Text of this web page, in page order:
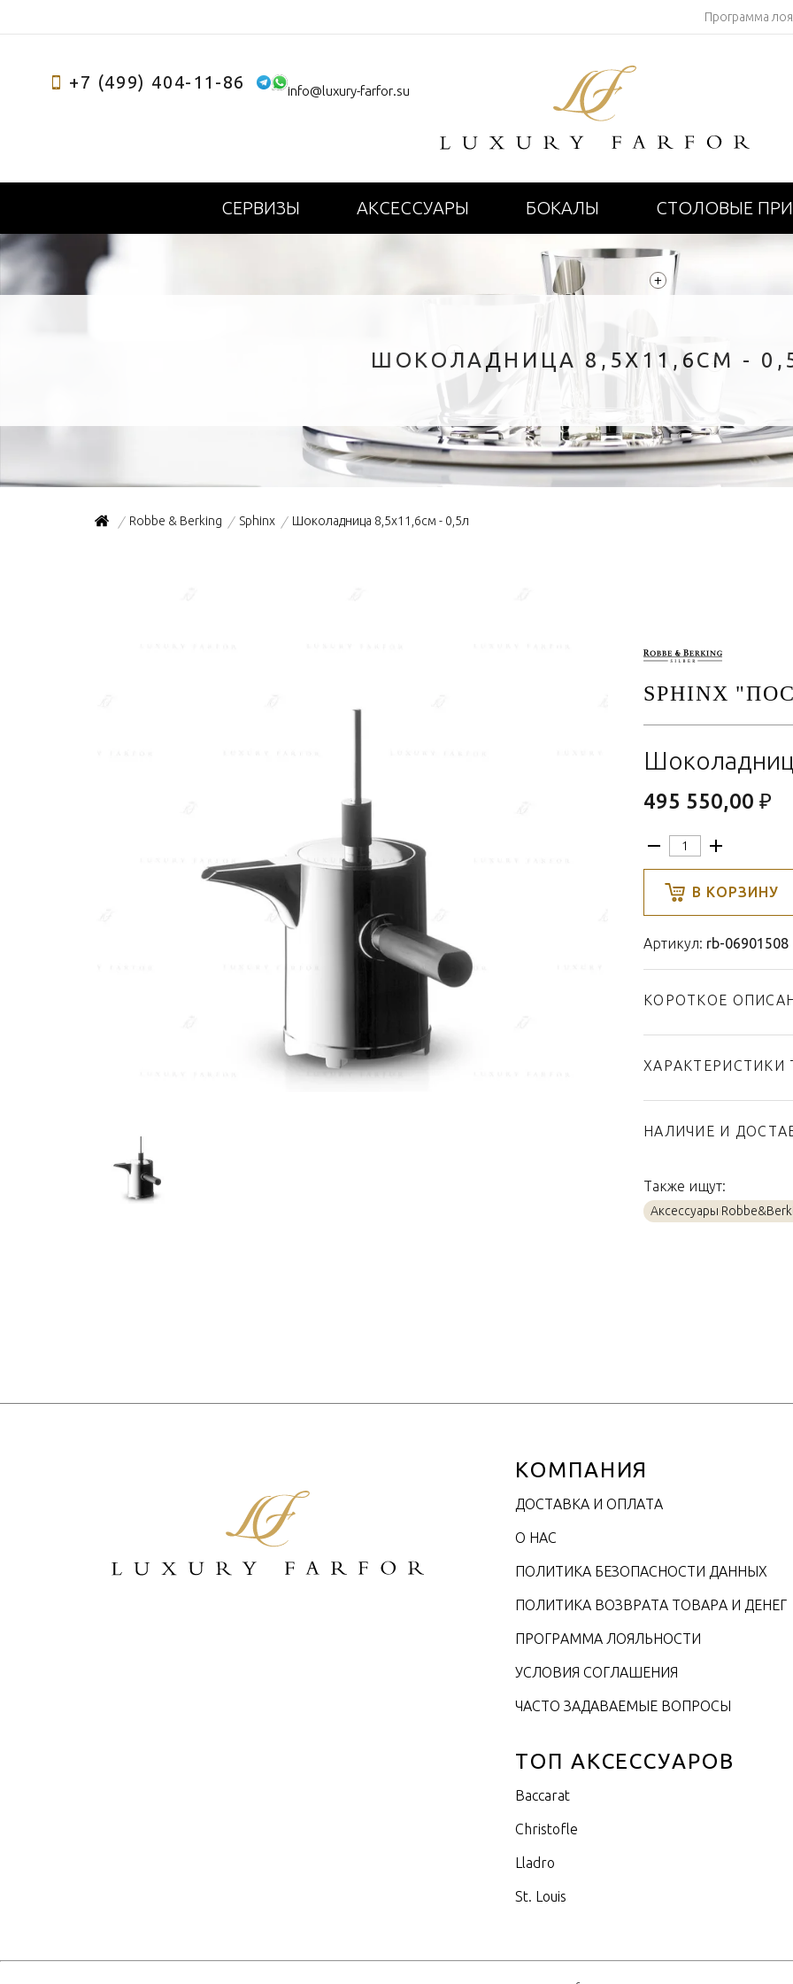
Программа
+7 (499) 404-11-86 info@luxury-farfor.su
СЕРВИЗЫ АКСЕССУАРЫ БОКАЛЫ СТОЛОВЫЕ
+
+
+
ШОКОЛАДНИЦА 8,5X11,6СМ -
/ Robbe & Berking / Sphinx / Шоколадница 8,5x11,6см - 0,5л
SPHINX
495 550,00 ₽
В КОРЗИНУ
Артикул: rb-06901508
КОРОТКОЕ
ХАРАКТЕРИСТИКИ
Коллекция
Материал
Объем / Размер
НАЛИЧИЕ И
Также ищут:
Аксессуары
КОМПАНИЯ
ДОСТАВКА И ОПЛАТА
О НАС
ПОЛИТИКА БЕЗОПАСНОСТИ ДАННЫХ
ПОЛИТИКА ВОЗВРАТА ТОВАРА И ДЕНЕГ
ПРОГРАММА ЛОЯЛЬНОСТИ
УСЛОВИЯ СОГЛАШЕНИЯ
ЧАСТО ЗАДАВАЕМЫЕ ВОПРОСЫ
ТОП АКСЕССУАРОВ
Baccarat
Christofle
Lladro
St. Louis